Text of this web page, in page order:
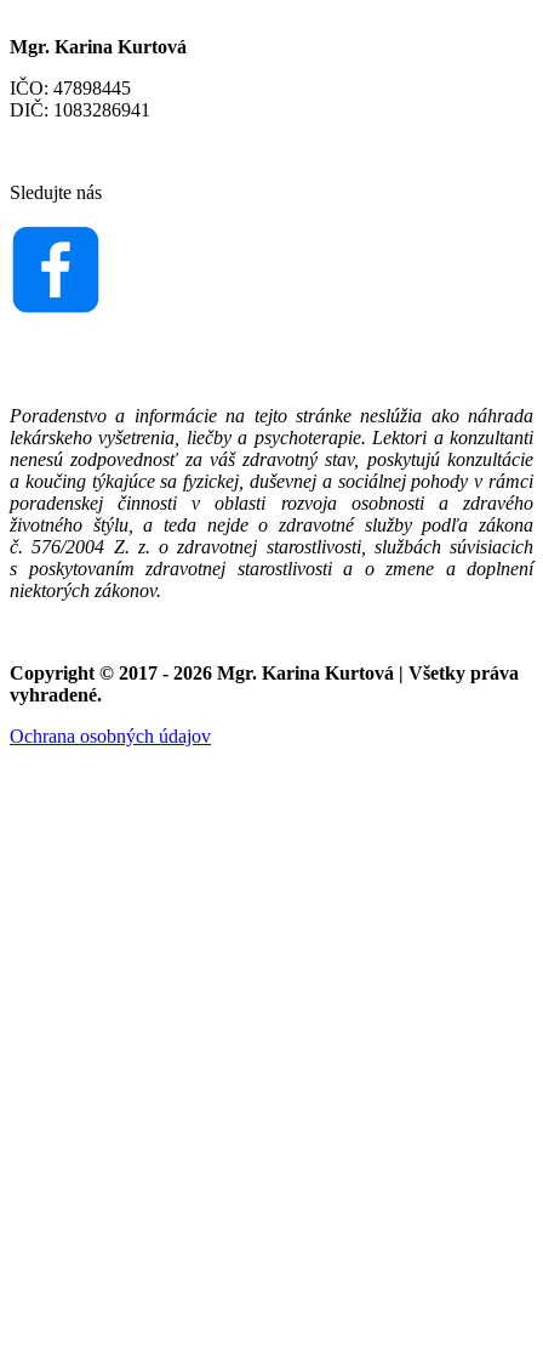
Mgr. Karina Kurtová
IČO: 47898445
DIČ: 1083286941
Sledujte nás
Poradenstvo a informácie na tejto stránke neslúžia ako náhrada
lekárskeho vyšetrenia, liečby a psychoterapie. Lektori a konzultanti
nenesú zodpovednosť za váš zdravotný stav, poskytujú konzultácie
a koučing týkajúce sa fyzickej, duševnej a sociálnej pohody v rámci
poradenskej činnosti v oblasti rozvoja osobnosti a zdravého
životného štýlu, a teda nejde o zdravotné služby podľa zákona
č. 576/2004 Z. z. o zdravotnej starostlivosti, službách súvisiacich
s poskytovaním zdravotnej starostlivosti a o zmene a doplnení
niektorých zákonov.
Copyright © 2017 - 2026 Mgr. Karina Kurtová | Všetky práva
vyhradené.
Ochrana osobných údajov